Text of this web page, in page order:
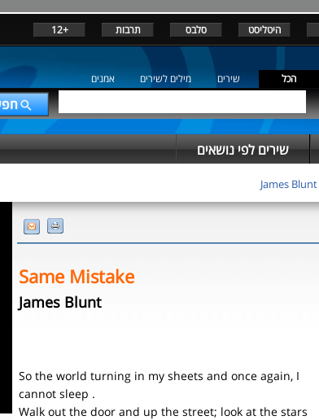
היטליסט סלבס תרבות +12
הכל שירים מילים לשירים אמנים
שירים לפי נושאים
James Blunt
Same Mistake
James Blunt
So the world turning in my sheets and once again, I
cannot sleep .
Walk out the door and up the street; look at the stars